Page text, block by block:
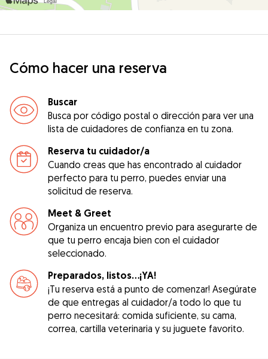
Cómo hacer una reserva
Buscar
Busca por código postal o dirección para ver una
lista de cuidadores de confianza en tu zona.
Reserva tu cuidador/a
Cuando creas que has encontrado al cuidador
perfecto para tu perro, puedes enviar una
solicitud de reserva.
Meet & Greet
Organiza un encuentro previo para asegurarte de
que tu perro encaja bien con el cuidador
seleccionado.
Preparados, listos...¡YA!
¡Tu reserva está a punto de comenzar! Asegúrate
de que entregas al cuidador/a todo lo que tu
perro necesitará: comida suficiente, su cama,
correa, cartilla veterinaria y su juguete favorito.